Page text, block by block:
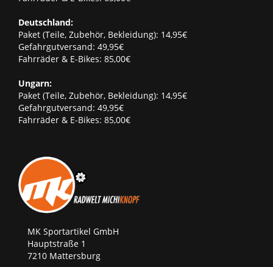
Deutschland:
Paket (Teile, Zubehör, Bekleidung): 14,95€
Gefahrgutversand: 49,95€
Fahrräder & E-Bikes: 85,00€
Ungarn:
Paket (Teile, Zubehör, Bekleidung): 14,95€
Gefahrgutversand: 49,95€
Fahrräder & E-Bikes: 85,00€
MK Sportartikel GmbH
Hauptstraße 1
7210 Mattersburg